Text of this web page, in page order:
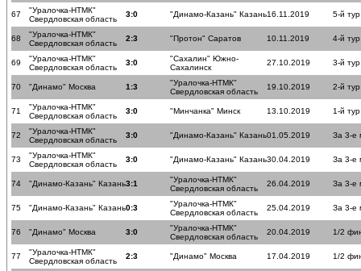
67
"Уралочка-НТМК"
Свердловская область
3:0 "Динамо-Казань" Казань16.11.2019 5-й тур
68
"Уралочка-НТМК"
Свердловская область
2:3 "Протон" Саратов 10.11.2019 4-й тур
69
"Уралочка-НТМК"
Свердловская область
3:0
"Сахалин" Южно-
Сахалинск
27.10.2019 3-й тур
70 "Динамо" Москва 1:3
"Уралочка-НТМК"
Свердловская область
19.10.2019 2-й тур
71
"Уралочка-НТМК"
Свердловская область
3:0 "Минчанка" Минск 13.10.2019 1-й тур
72
"Уралочка-НТМК"
Свердловская область
3:0 "Динамо-Казань" Казань01.05.2019 За 3-е
73
"Уралочка-НТМК"
Свердловская область
3:0 "Динамо-Казань" Казань30.04.2019 За 3-е
74 "Динамо-Казань" Казань3:1
"Уралочка-НТМК"
Свердловская область
26.04.2019 За 3-е
75 "Динамо-Казань" Казань0:3
"Уралочка-НТМК"
Свердловская область
25.04.2019 За 3-е
76 "Динамо" Москва 3:0
"Уралочка-НТМК"
Свердловская область
20.04.2019 1/2
77
"Уралочка-НТМК"
Свердловская область
2:3 "Динамо" Москва 17.04.2019 1/2